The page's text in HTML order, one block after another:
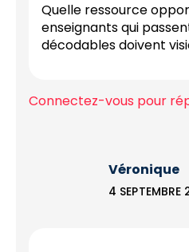
Quelle ressource
enseignants qui
décodables doivent
Connectez-vous pour
Véronique
4